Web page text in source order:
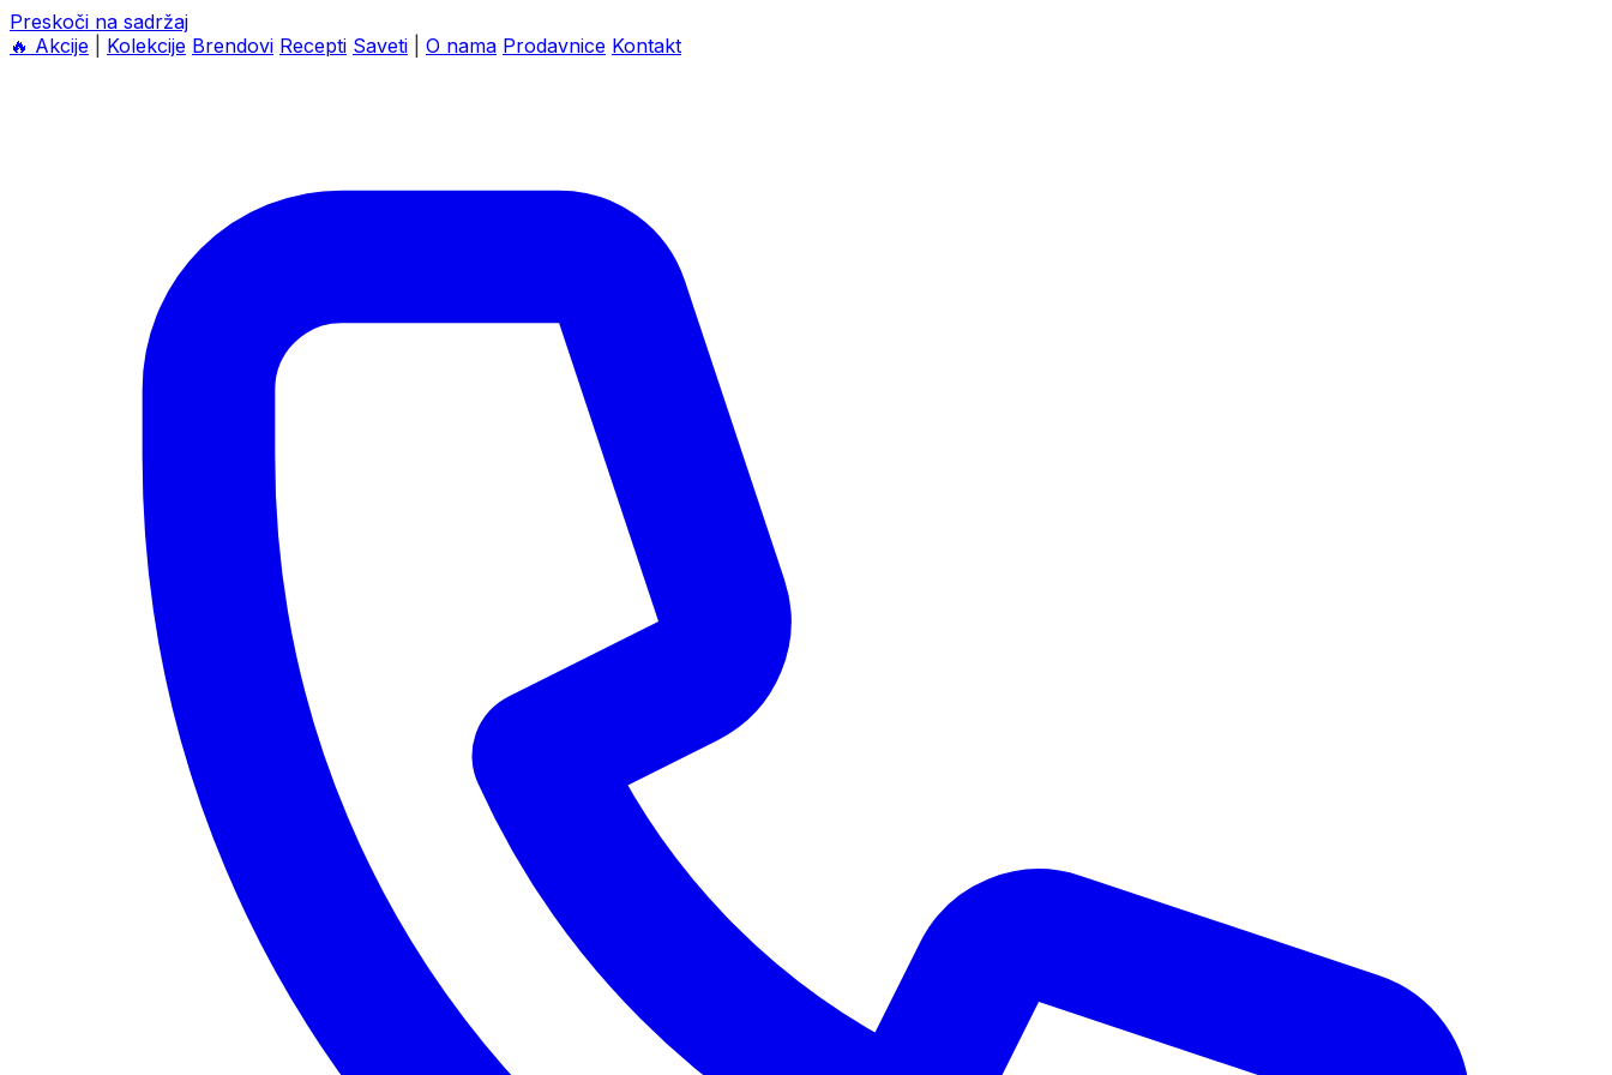
Preskoči na sadržaj
🔥 Akcije Kolekcije Brendovi Recepti Saveti O nama Prodavnice Kontakt